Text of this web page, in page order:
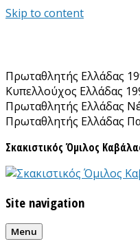
Skip to content
Πρωταθλητής Ελλάδας
Κυπελλούχος Ελλάδας
Πρωταθλητής Ελλάδας
Πρωταθλητής Ελλάδας
Σκακιστικός Όμιλος
Site navigation
Menu